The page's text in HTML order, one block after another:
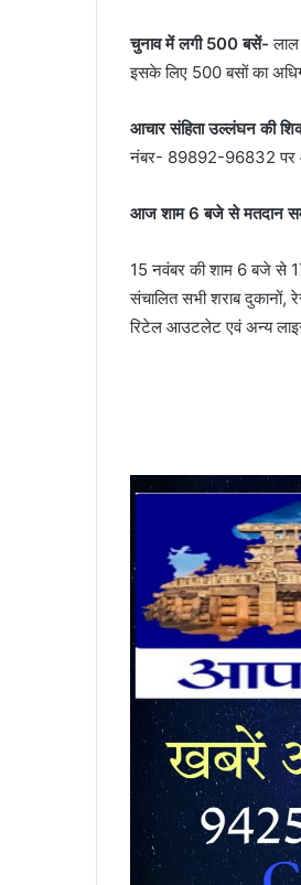
चुनाव में लगी 500 बसें- लाल
इसके लिए 500 बसों का
आचार संहिता उल्लंघन की
नंबर- 89892-96832 पर
आज शाम 6 बजे से मतदान
15 नवंबर की शाम 6 बजे से
संचालित सभी शराब दुकानों,
रिटेल आउटलेट एवं अन्य